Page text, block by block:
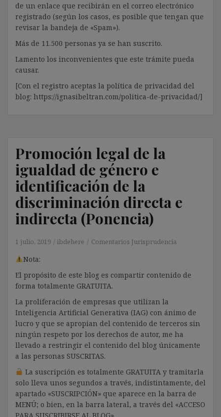
de un enlace que recibirán en el correo electrónico
registrado (según los casos, es posible que tengan que
revisar la bandeja de «Spam»).
Más de 11.500 personas ya se han suscrito.
Lamento los inconvenientes que este trámite pueda
causar.
[Con el registro aceptas la política de privacidad del
blog: https://ignasibeltran.com/politica-de-privacidad/]
Promoción legal de la
igualdad de género e
identificación de la
discriminación directa e
indirecta (Ponencia)
1 julio, 2019 ibdehere Comentarios Jurisprudencia
Nota:
El propósito de este blog es compartir contenido de
forma totalmente GRATUITA.
La proliferación de empresas que utilizan la
Inteligencia Artificial Generativa (IAG) con ánimo de
lucro y que se apropian del contenido de terceros sin
ningún respeto por los derechos de autor, me ha
llevado a restringir el contenido del blog únicamente
a las personas SUSCRITAS.
La suscripción es totalmente GRATUITA y tramitarla
solo lleva unos segundos a través, indistintamente, del
apartado «SUSCRIPCIÓN» que aparece en la barra de
MENÚ; o bien, en la barra lateral, a través del «ACCESO
PARA SUSCRIBIRSE AL BLOG».